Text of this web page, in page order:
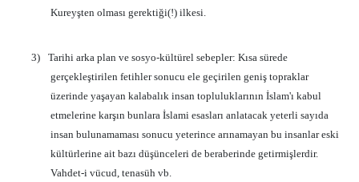
Kureyşten olması gerektiği(!) ilkesi.
3)
Tarihi arka plan ve sosyo-kültürel sebepler: Kısa sürede
gerçekleştirilen fetihler sonucu ele geçirilen geniş topraklar
üzerinde yaşayan kalabalık insan topluluklarının İslam'ı kabul
etmelerine karşın bunlara İslami esasları anlatacak yeterli sayıda
insan bulunamaması sonucu yeterince arınamayan bu insanlar eski
kültürlerine ait bazı düşünceleri de beraberinde getirmişlerdir.
Vahdet-i vücud, tenasüh vb.